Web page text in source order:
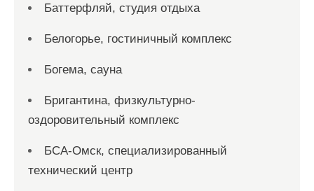
Баттерфляй, студия отдыха
Белогорье, гостиничный комплекс
Богема, сауна
Бригантина, физкультурно-
оздоровительный комплекс
БСА-Омск, специализированный
технический центр